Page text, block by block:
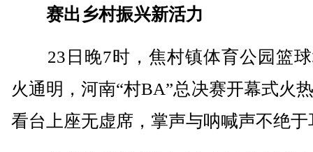
赛出乡村振兴新活力
23日晚7时，焦村镇体育公园篮球
火通明，河南“村BA”总决赛开幕式火
看台上座无虚席，掌声与呐喊声不绝于